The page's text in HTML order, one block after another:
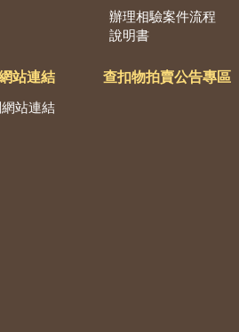
辦理相驗案件流程
說明書
站連結
站連結
查扣物拍賣公告專區